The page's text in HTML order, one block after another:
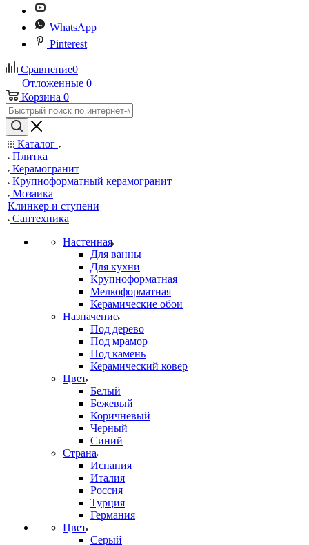
WhatsApp
Pinterest
Сравнение0
Отложенные 0
Корзина 0
Каталог
Плитка
Керамогранит
Крупноформатный керамогранит
Мозаика
Клинкер и ступени
Сантехника
Настенная
Для ванны
Для кухни
Крупноформатная
Мелкоформатная
Керамические обои
Назначение
Под дерево
Под мрамор
Под камень
Керамический ковер
Цвет
Белый
Бежевый
Коричневый
Черный
Синий
Страна
Испания
Италия
Россия
Турция
Германия
Цвет
Серый